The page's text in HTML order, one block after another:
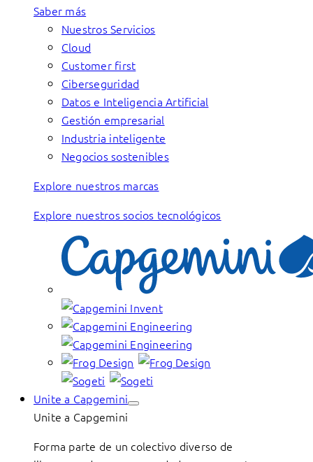
Saber más
Nuestros Servicios
Cloud
Customer first
Ciberseguridad
Datos e Inteligencia Artificial
Gestión empresarial
Industria inteligente
Negocios sostenibles
Explore nuestros marcas
Explore nuestros socios tecnológicos
Unite a Capgemini
Unite a Capgemini
Forma parte de un colectivo diverso de